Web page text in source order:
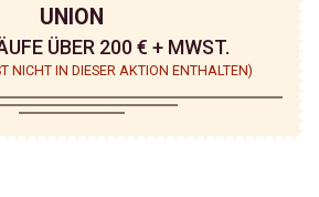
UNION
ÜBER 200 € + MWST.
NICHT IN DIESER AKTION ENTHALTEN)